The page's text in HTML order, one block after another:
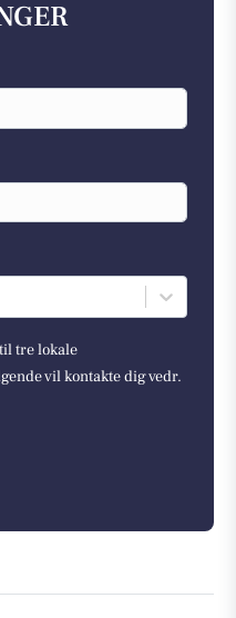
tre lokale
vil kontakte dig vedr.